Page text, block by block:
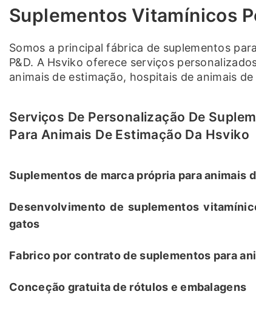
Suplementos Vitamínicos
Somos a principal fábrica de suplementos
P&D. A Hsviko oferece serviços
animais de estimação, hospitais de animais
Serviços De Personalização De
Para Animais De Estimação Da Hsviko
Suplementos de marca própria para animais
Desenvolvimento de suplementos
gatos
Fabrico por contrato de suplementos para
Conceção gratuita de rótulos e embalagens